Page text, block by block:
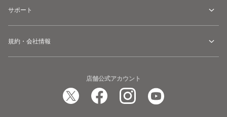
サポート
規約・会社情報
店舗公式アカウント